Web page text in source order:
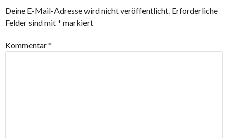
Deine E-Mail-Adresse wird nicht veröffentlicht. Erforderliche
Felder sind mit* markiert
Kommentar*